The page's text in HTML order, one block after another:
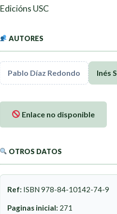
Edicións USC
AUTORES
Pablo Díaz Redondo Inés
Enlace no disponible
OTROS DATOS
Ref: ISBN 978-84-10142-74-9
Paginas inicial: 271